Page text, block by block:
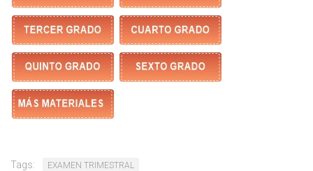
Tags: EXAMEN TRIMESTRAL